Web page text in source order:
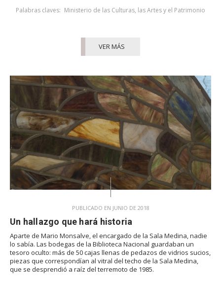
Palabras claves: Ministerio de las Culturas, las Artes y el Patrimonio
VER MÁS
PUBLICADO EN JUNIO DE 2018
Un hallazgo que hará historia
Aparte de Mario Monsalve, el encargado de la Sala Medina, nadie
lo sabía. Las bodegas de la Biblioteca Nacional guardaban un
tesoro oculto: más de 50 cajas llenas de pedazos de vidrios sucios,
piezas que correspondían al vitral del techo de la Sala Medina,
que se desprendió a raíz del terremoto de 1985.